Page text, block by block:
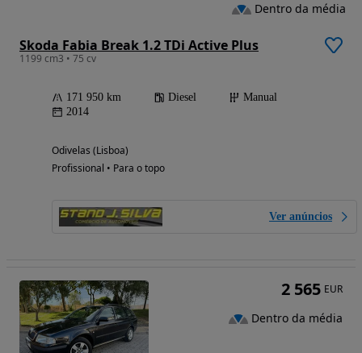
Skoda Fabia Break 1.2 TDi Active Plus
1199 cm3 • 75 cv
171 950 km Diesel
Manual
2014
Odivelas (Lisboa)
Profissional • Para o topo
Ver anúncios
Dentro da média
2 565 EUR
Dentro da média